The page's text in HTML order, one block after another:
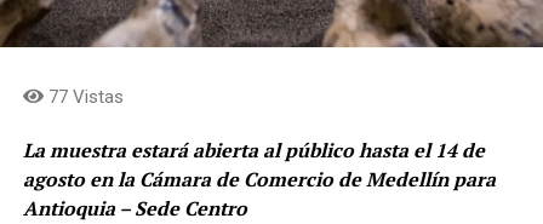
sin costo para aliados VIP. La programación completa
puede consultarse en eltesoro.com.
Comparte el artículo:
en colaboración con Ruta N. Es un programa de
aceleración y capacitación para pequeñas y medianas
acceder a cursos sobre el uso correcto de la plataforma
para crecer su negocio y donde también podrán aplicar
a un programa de aceleración donde ganadores y
ganadoras podrán acceder a capital», afirmó el vocero.
77 Vistas
La muestra estará abierta al público hasta el 14 de
agosto en la Cámara de Comercio de Medellín para
Antioquia – Sede Centro